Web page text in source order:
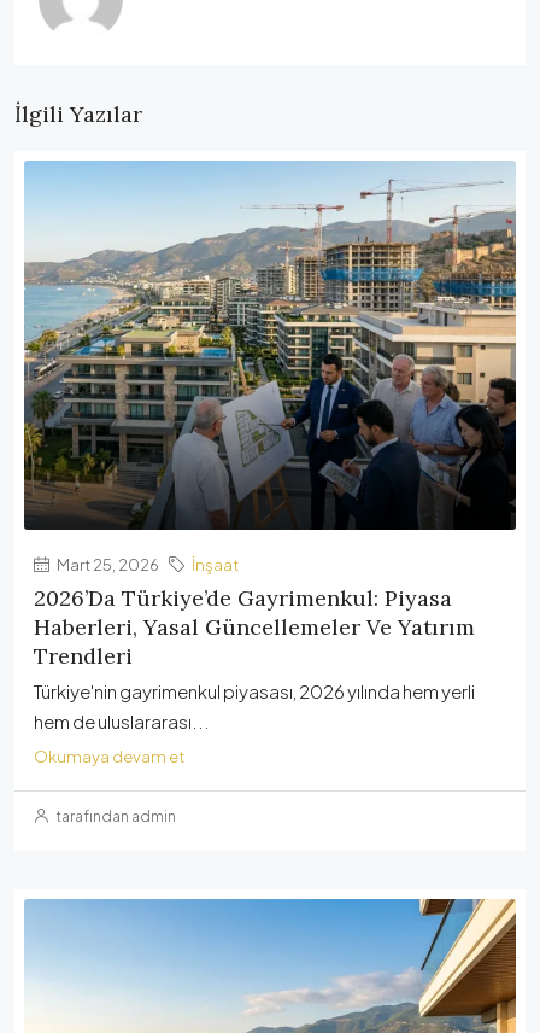
İlgili Yazılar
Mart 25, 2026 İnşaat
2026’da Türkiye’de Gayrimenkul: Piyasa
Haberleri, Yasal Güncellemeler Ve Yatırım
Trendleri
Türkiye'nin gayrimenkul piyasası, 2026 yılında hem yerli
hem de uluslararası...
Okumaya devam et
tarafından admin